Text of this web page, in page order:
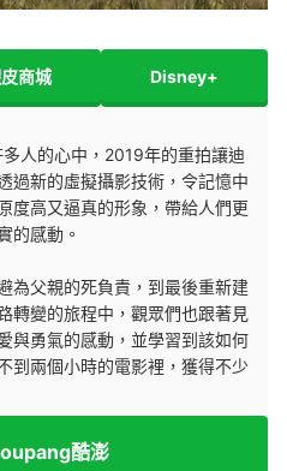
商城 Disney+
人的心中，2019年的重拍讓迪
過新的虛擬攝影技術，令記憶中
度高又逼真的形象，帶給人們更
的感動。
為父親的死負責，到最後重新建
轉變的旅程中，觀眾們也跟著見
與勇氣的感動，並學習到該如何
到兩個小時的電影裡，獲得不少
酷澎